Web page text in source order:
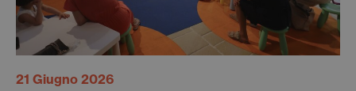
21 Giugno 2026